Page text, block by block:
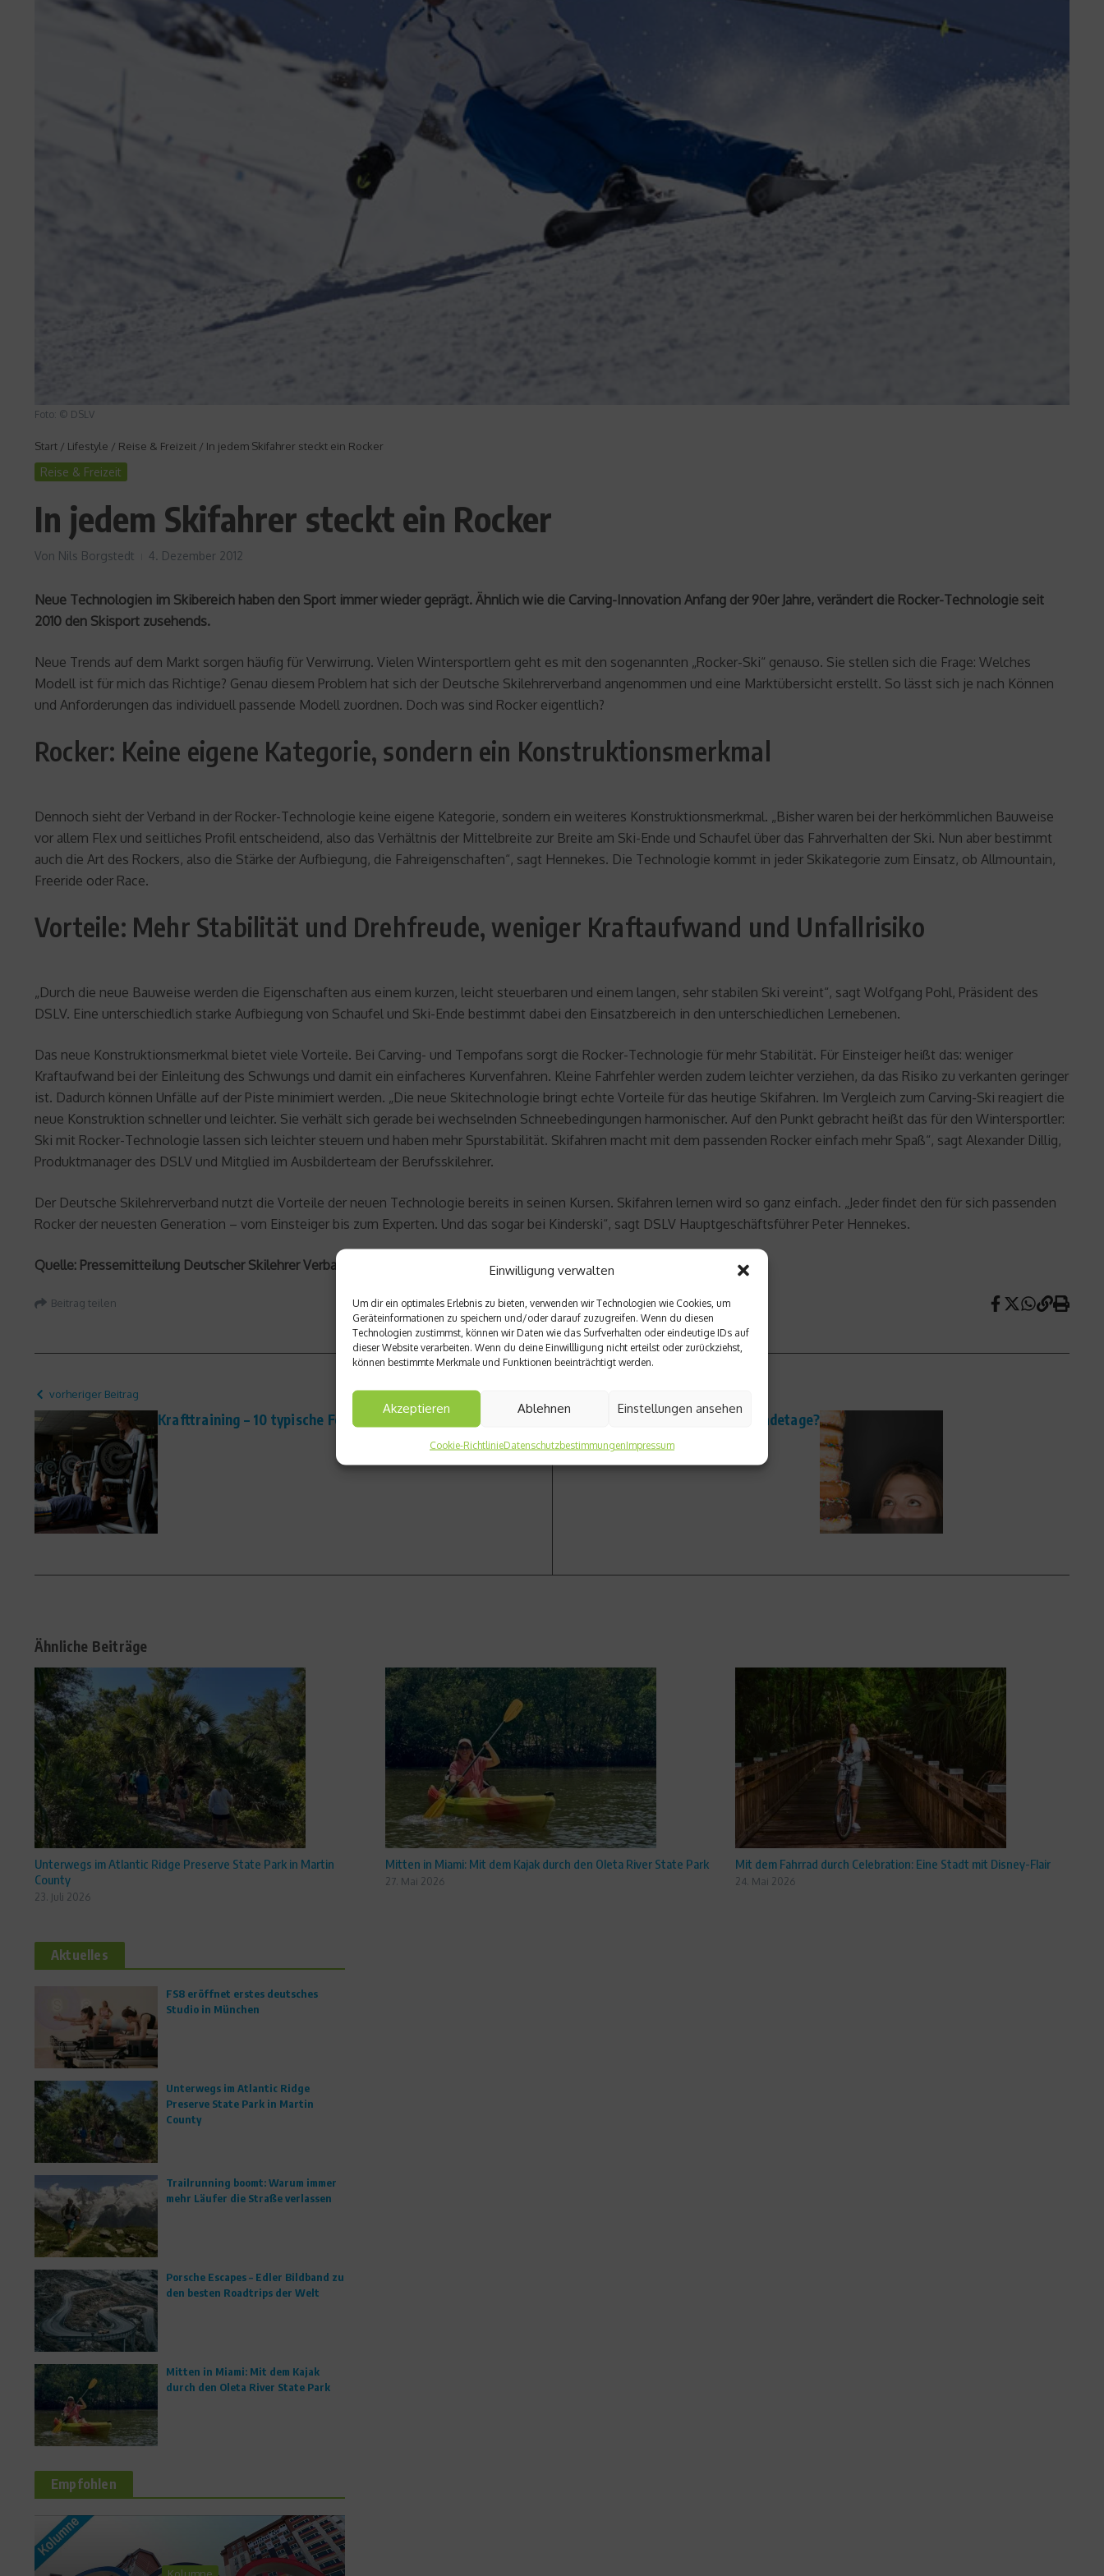
Einwilligung verwalten
Um dir ein optimales Erlebnis zu bieten, verwenden wir Technologien wie Cookies, um
Geräteinformationen zu speichern und/oder darauf zuzugreifen. Wenn du diesen
Technologien zustimmst, können wir Daten wie das Surfverhalten oder eindeutige IDs auf
dieser Website verarbeiten. Wenn du deine Einwillligung nicht erteilst oder zurückziehst,
können bestimmte Merkmale und Funktionen beeinträchtigt werden.
Akzeptieren Ablehnen Einstellungen ansehen
Cookie-RichtlinieDatenschutzbestimmungenImpressum
Foto: © DSLV
Start / Lifestyle / Reise & Freizeit / In jedem Skifahrer steckt ein Rocker
Reise & Freizeit
In jedem Skifahrer steckt ein Rocker
Von Nils Borgstedt 4. Dezember 2012
Neue Technologien im Skibereich haben den Sport immer wieder geprägt. Ähnlich wie die Carving-Innovation Anfang der 90er Jahre, verändert die Rocker-Technologie seit
2010 den Skisport zusehends.
Neue Trends auf dem Markt sorgen häufig für Verwirrung. Vielen Wintersportlern geht es mit den sogenannten „Rocker-Ski“ genauso. Sie stellen sich die Frage: Welches
Modell ist für mich das Richtige? Genau diesem Problem hat sich der Deutsche Skilehrerverband angenommen und eine Marktübersicht erstellt. So lässt sich je nach Können
und Anforderungen das individuell passende Modell zuordnen. Doch was sind Rocker eigentlich?
Rocker: Keine eigene Kategorie, sondern ein Konstruktionsmerkmal
Dennoch sieht der Verband in der Rocker-Technologie keine eigene Kategorie, sondern ein weiteres Konstruktionsmerkmal. „Bisher waren bei der herkömmlichen Bauweise
vor allem Flex und seitliches Profil entscheidend, also das Verhältnis der Mittelbreite zur Breite am Ski-Ende und Schaufel über das Fahrverhalten der Ski. Nun aber bestimmt
auch die Art des Rockers, also die Stärke der Aufbiegung, die Fahreigenschaften“, sagt Hennekes. Die Technologie kommt in jeder Skikategorie zum Einsatz, ob Allmountain,
Freeride oder Race.
Vorteile: Mehr Stabilität und Drehfreude, weniger Kraftaufwand und Unfallrisiko
„Durch die neue Bauweise werden die Eigenschaften aus einem kurzen, leicht steuerbaren und einem langen, sehr stabilen Ski vereint“, sagt Wolfgang Pohl, Präsident des
DSLV. Eine unterschiedlich starke Aufbiegung von Schaufel und Ski-Ende bestimmt dabei den Einsatzbereich in den unterschiedlichen Lernebenen.
Das neue Konstruktionsmerkmal bietet viele Vorteile. Bei Carving- und Tempofans sorgt die Rocker-Technologie für mehr Stabilität. Für Einsteiger heißt das: weniger
Kraftaufwand bei der Einleitung des Schwungs und damit ein einfacheres Kurvenfahren. Kleine Fahrfehler werden zudem leichter verziehen, da das Risiko zu verkanten geringer
ist. Dadurch können Unfälle auf der Piste minimiert werden. „Die neue Skitechnologie bringt echte Vorteile für das heutige Skifahren. Im Vergleich zum Carving-Ski reagiert die
neue Konstruktion schneller und leichter. Sie verhält sich gerade bei wechselnden Schneebedingungen harmonischer. Auf den Punkt gebracht heißt das für den Wintersportler:
Ski mit Rocker-Technologie lassen sich leichter steuern und haben mehr Spurstabilität. Skifahren macht mit dem passenden Rocker einfach mehr Spaß“, sagt Alexander Dillig,
Produktmanager des DSLV und Mitglied im Ausbilderteam der Berufsskilehrer.
Der Deutsche Skilehrerverband nutzt die Vorteile der neuen Technologie bereits in seinen Kursen. Skifahren lernen wird so ganz einfach. „Jeder findet den für sich passenden
Rocker der neuesten Generation – vom Einsteiger bis zum Experten. Und das sogar bei Kinderski“, sagt DSLV Hauptgeschäftsführer Peter Hennekes.
Quelle: Pressemitteilung Deutscher Skilehrer Verband (DSLV)
Beitrag teilen
vorheriger Beitrag
Krafttraining – 10 typische Fehler im Fitnessstudio Refeed Days – Wie sinnvoll sind Ladetage?
Ähnliche Beiträge
Unterwegs im Atlantic Ridge Preserve State Park in Martin
County
23. Juli 2026
Mitten in Miami: Mit dem Kajak durch den Oleta River State Park
27. Mai 2026
Mit dem Fahrrad durch Celebration: Eine Stadt mit Disney-Flair
24. Mai 2026
Aktuelles
FS8 eröffnet erstes deutsches
Studio in München
Unterwegs im Atlantic Ridge
Preserve State Park in Martin
County
Trailrunning boomt: Warum immer
mehr Läufer die Straße verlassen
Porsche Escapes – Edler Bildband zu
den besten Roadtrips der Welt
Mitten in Miami: Mit dem Kajak
durch den Oleta River State Park
Empfohlen
Richtig trainieren